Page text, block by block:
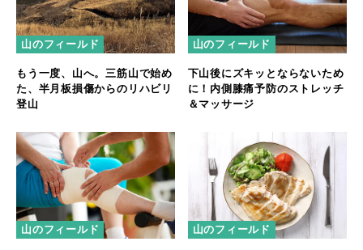
山のフィールド
もう一度、山へ。三筋山で始め
た、半月板損傷からのリハビリ
登山
山のフィールド
下山後にズキッとならないため
に！内側膝痛予防のストレッチ
＆マッサージ
山のフィールド 山のフィールド